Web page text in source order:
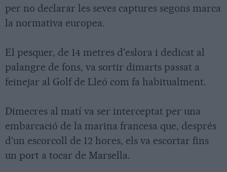
per no declarar les seves captures segons marca
la normativa europea.
El pesquer, de 14 metres d'eslora i dedicat al
palangre de fons, va sortir dimarts passat a
feinejar al Golf de Lleó com fa habitualment.
Dimecres al matí va ser interceptat per una
embarcació de la marina francesa que, després
d'un escorcoll de 12 hores, els va escortar fins
un port a tocar de Marsella.